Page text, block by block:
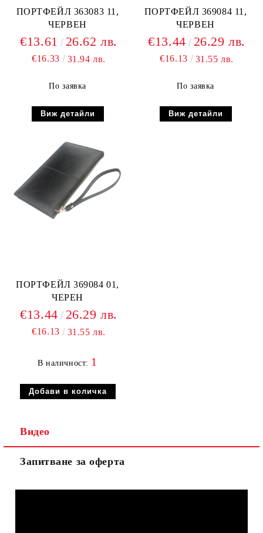
ПОРТФЕЙЛ 363083 11,
ЧЕРВЕН
€13.61 26.62 лв.
€16.33 31.94 лв.
По заявка
Виж детайли
ПОРТФЕЙЛ 369084 11,
ЧЕРВЕН
€13.44 26.29 лв.
€16.13 31.55 лв.
По заявка
Виж детайли
ПОРТФЕЙЛ 369084 01,
ЧЕРЕН
€13.44 26.29 лв.
€16.13 31.55 лв.
В наличност: 1
Видео
Запитване за оферта